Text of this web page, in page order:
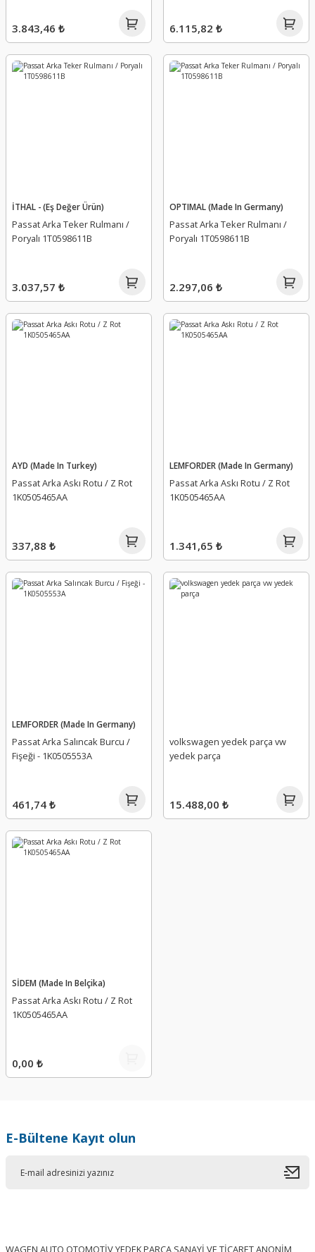
3.843,46 ₺ 6.115,82 ₺
İTHAL - (Eş Değer Ürün)
Passat Arka Teker Rulmanı /
Poryalı 1T0598611B
3.037,57 ₺
OPTIMAL (Made In Germany)
Passat Arka Teker Rulmanı /
Poryalı 1T0598611B
2.297,06 ₺
AYD (Made In Turkey)
Passat Arka Askı Rotu / Z Rot
1K0505465AA
337,88 ₺
LEMFORDER (Made In Germany)
Passat Arka Askı Rotu / Z Rot
1K0505465AA
1.341,65 ₺
LEMFORDER (Made In Germany)
Passat Arka Salıncak Burcu /
Fişeği - 1K0505553A
461,74 ₺
volkswagen yedek parça vw
yedek parça
15.488,00 ₺
SİDEM (Made In Belçika)
Passat Arka Askı Rotu / Z Rot
1K0505465AA
0,00 ₺
E-Bültene Kayıt olun
WAGEN AUTO OTOMOTİV YEDEK PARÇA SANAYİ VE TİCARET ANONİM